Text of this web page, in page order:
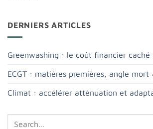
DERNIERS ARTICLES
Greenwashing : le coût financier caché
ECGT : matières premières, angle mort
Climat : accélérer atténuation et